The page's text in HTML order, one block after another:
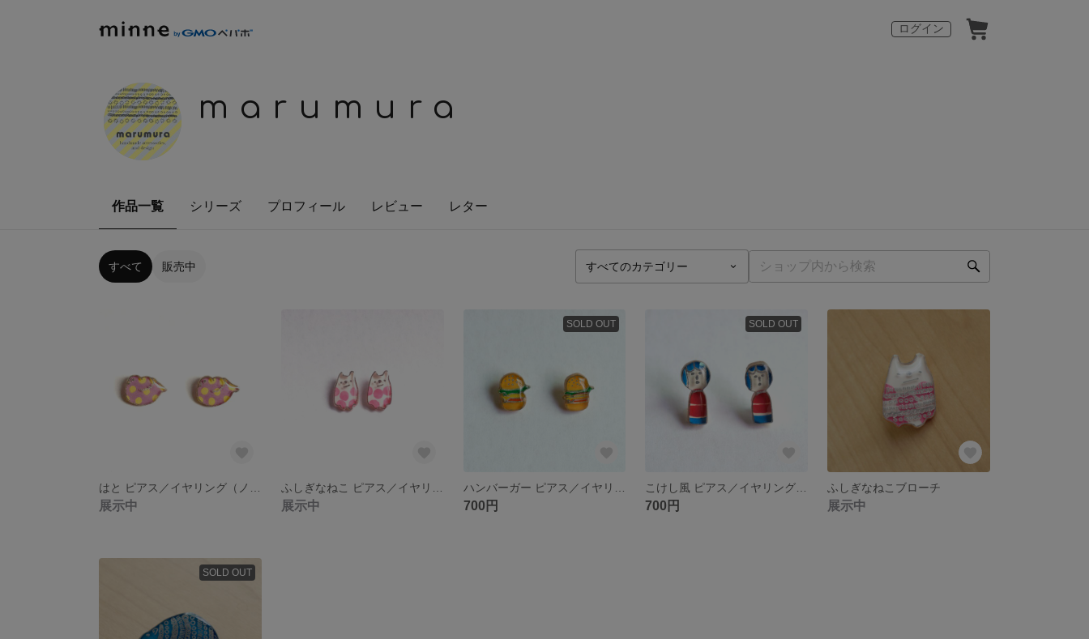
ログイン
marumura
作品一覧 シリーズ プロフィール レビュー レター
すべて 販売中
展示中 展示中
SOLD OUT
700円
SOLD OUT
700円
ふしぎなねこブローチ
展示中
SOLD OUT